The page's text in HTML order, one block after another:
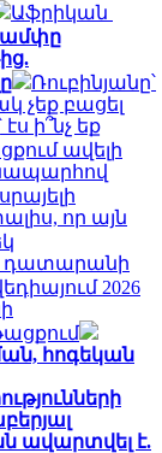
Աֆրիկան ​​
Ռուբինյանը՝
չեք բացել
ի՞նչ եք
ավելի
որ այն
դատարանի
2026
հոգեկան
ավարտվել է.